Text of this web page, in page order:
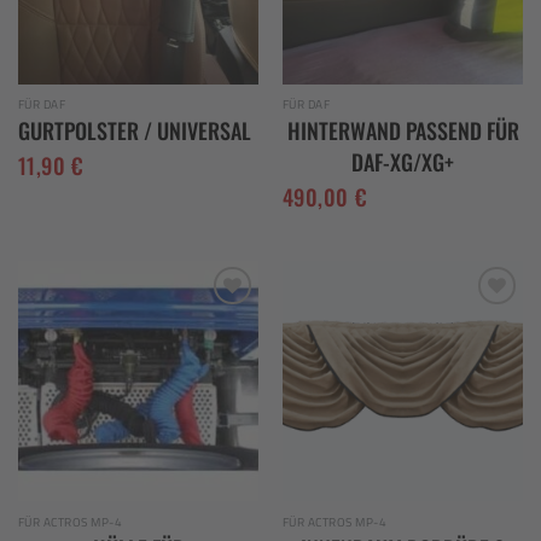
FÜR DAF
GURTPOLSTER / UNIVERSAL
11,90€
FÜR DAF
HINTERWAND PASSEND FÜR
DAF-XG/XG+
490,00 €
wishlist
FÜR ACTROS MP-4
Add to
wishlist
FÜR ACTROS MP-4